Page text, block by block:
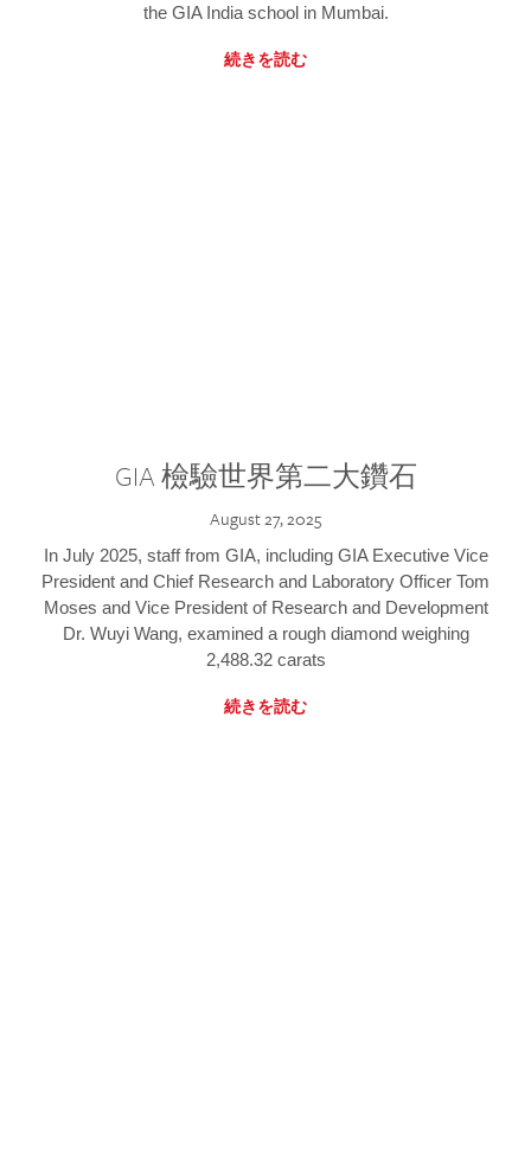
the GIA India school in Mumbai.
続きを読む
GIA 檢驗世界第二大鑽石
August 27, 2025
In July 2025, staff from GIA, including GIA Executive Vice
President and Chief Research and Laboratory Officer Tom
Moses and Vice President of Research and Development
Dr. Wuyi Wang, examined a rough diamond weighing
2,488.32 carats
続きを読む